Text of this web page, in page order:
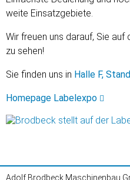
weite Einsatzgebiete.
Wir freuen uns darauf, Sie
zu sehen!
Sie finden uns in Halle F,
Homepage Labelexpo
Adolf Brodbeck Maschinenbau